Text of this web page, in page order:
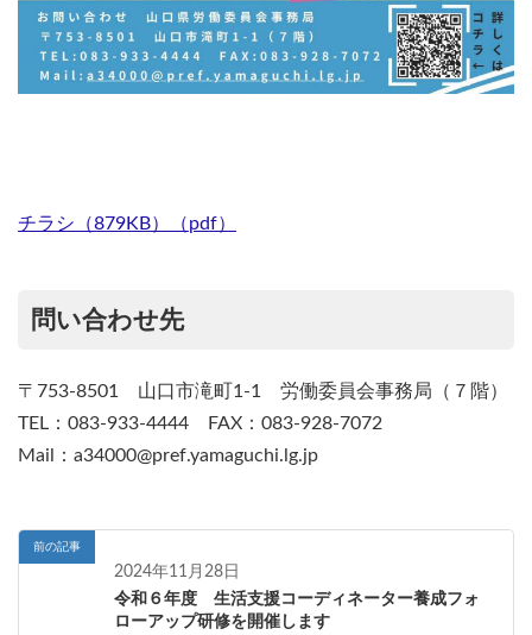
チラシ（879KB）（pdf）
問い合わせ先
〒753-8501 山口市滝町1-1 労働委員会事務局（７階）
TEL：083-933-4444 FAX：083-928-7072
Mail：a34000@pref.yamaguchi.lg.jp
前の記事
令和６年度 生活支援コーディネーター養成フォ
ローアップ研修を開催します
2024年11月28日